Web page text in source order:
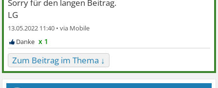
Sorry für den langen Beitrag.
LG
13.05.2022 11:40 •
x 1
Zum Beitrag im Thema ↓